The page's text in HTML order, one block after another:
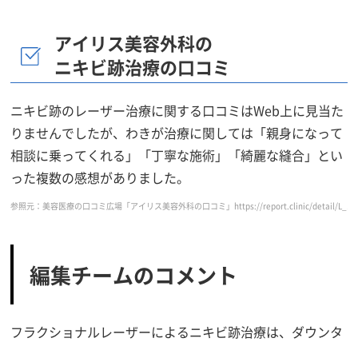
アイリス美容外科の
ニキビ跡治療の口コミ
ニキビ跡のレーザー治療に関する口コミはWeb上に見当た
りませんでしたが、わきが治療に関しては「親身になって
相談に乗ってくれる」「丁寧な施術」「綺麗な縫合」とい
った複数の感想がありました。
参照元：美容医療の口コミ広場「アイリス美容外科の口コミ」https://report.clinic/detail/
編集チームのコメント
フラクショナルレーザーによるニキビ跡治療は、ダウンタ